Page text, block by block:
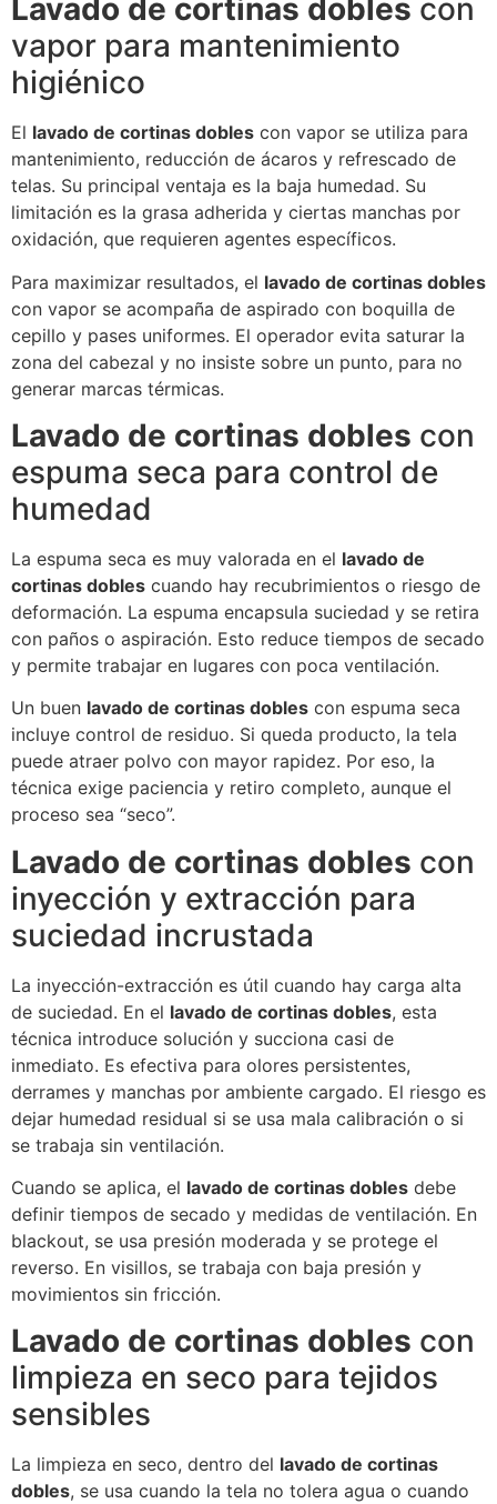
Lavado de cortinas dobles con
vapor para mantenimiento
higiénico
El lavado de cortinas dobles con vapor se utiliza para
mantenimiento, reducción de ácaros y refrescado de
telas. Su principal ventaja es la baja humedad. Su
limitación es la grasa adherida y ciertas manchas por
oxidación, que requieren agentes específicos.
Para maximizar resultados, el lavado de cortinas dobles
con vapor se acompaña de aspirado con boquilla de
cepillo y pases uniformes. El operador evita saturar la
zona del cabezal y no insiste sobre un punto, para no
generar marcas térmicas.
Lavado de cortinas dobles con
espuma seca para control de
humedad
La espuma seca es muy valorada en el lavado de
cortinas dobles cuando hay recubrimientos o riesgo de
deformación. La espuma encapsula suciedad y se retira
con paños o aspiración. Esto reduce tiempos de secado
y permite trabajar en lugares con poca ventilación.
Un buen lavado de cortinas dobles con espuma seca
incluye control de residuo. Si queda producto, la tela
puede atraer polvo con mayor rapidez. Por eso, la
técnica exige paciencia y retiro completo, aunque el
proceso sea “seco”.
Lavado de cortinas dobles con
inyección y extracción para
suciedad incrustada
La inyección-extracción es útil cuando hay carga alta
de suciedad. En el lavado de cortinas dobles, esta
técnica introduce solución y succiona casi de
inmediato. Es efectiva para olores persistentes,
derrames y manchas por ambiente cargado. El riesgo es
dejar humedad residual si se usa mala calibración o si
se trabaja sin ventilación.
Cuando se aplica, el lavado de cortinas dobles debe
definir tiempos de secado y medidas de ventilación. En
blackout, se usa presión moderada y se protege el
reverso. En visillos, se trabaja con baja presión y
movimientos sin fricción.
Lavado de cortinas dobles con
limpieza en seco para tejidos
sensibles
La limpieza en seco, dentro del lavado de cortinas
dobles, se usa cuando la tela no tolera agua o cuando